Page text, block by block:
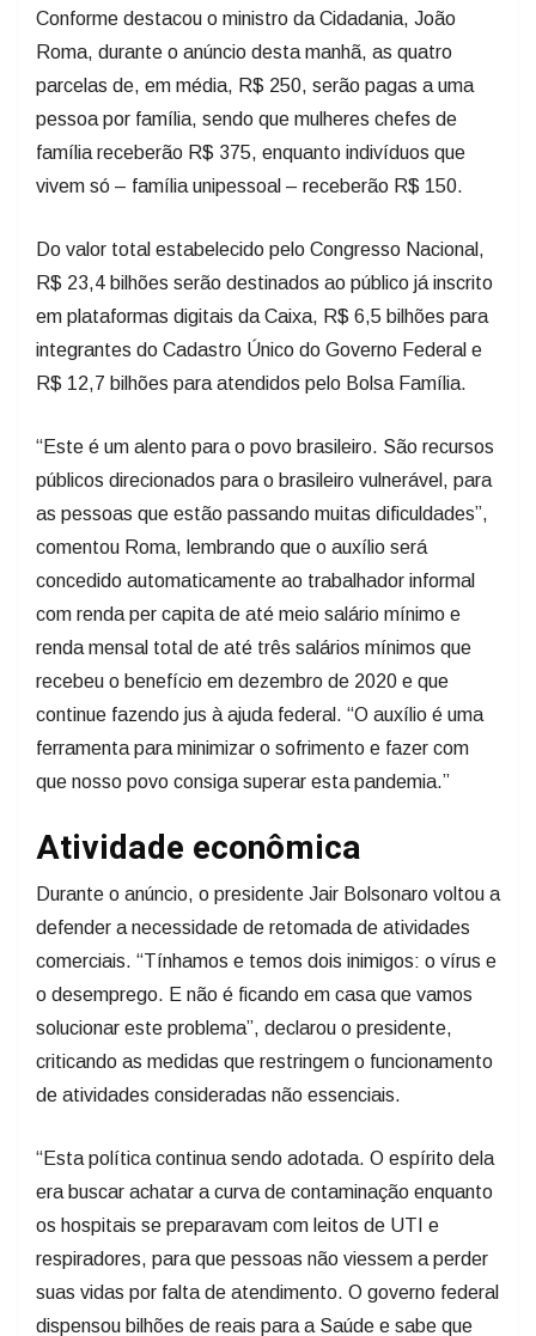
Conforme destacou o ministro da Cidadania, João
Roma, durante o anúncio desta manhã, as quatro
parcelas de, em média, R$ 250, serão pagas a uma
pessoa por família, sendo que mulheres chefes de
família receberão R$ 375, enquanto indivíduos que
vivem só – família unipessoal – receberão R$ 150.
Do valor total estabelecido pelo Congresso Nacional,
R$ 23,4 bilhões serão destinados ao público já inscrito
em plataformas digitais da Caixa, R$ 6,5 bilhões para
integrantes do Cadastro Único do Governo Federal e
R$ 12,7 bilhões para atendidos pelo Bolsa Família.
“Este é um alento para o povo brasileiro. São recursos
públicos direcionados para o brasileiro vulnerável, para
as pessoas que estão passando muitas dificuldades”,
comentou Roma, lembrando que o auxílio será
concedido automaticamente ao trabalhador informal
com renda per capita de até meio salário mínimo e
renda mensal total de até três salários mínimos que
recebeu o benefício em dezembro de 2020 e que
continue fazendo jus à ajuda federal. “O auxílio é uma
ferramenta para minimizar o sofrimento e fazer com
que nosso povo consiga superar esta pandemia.”
Atividade econômica
Durante o anúncio, o presidente Jair Bolsonaro voltou a
defender a necessidade de retomada de atividades
comerciais. “Tínhamos e temos dois inimigos: o vírus e
o desemprego. E não é ficando em casa que vamos
solucionar este problema”, declarou o presidente,
criticando as medidas que restringem o funcionamento
de atividades consideradas não essenciais.
“Esta política continua sendo adotada. O espírito dela
era buscar achatar a curva de contaminação enquanto
os hospitais se preparavam com leitos de UTI e
respiradores, para que pessoas não viessem a perder
suas vidas por falta de atendimento. O governo federal
dispensou bilhões de reais para a Saúde e sabe que